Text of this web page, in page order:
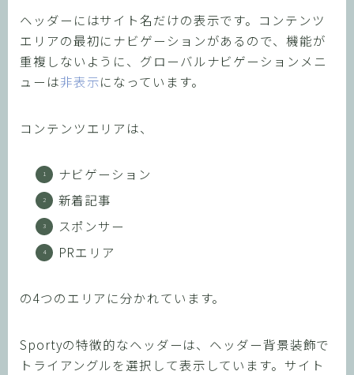
ヘッダーにはサイト名だけの表示です。コンテンツ
エリアの最初にナビゲーションがあるので、機能が
重複しないように、グローバルナビゲーションメニ
ューは非表示になっています。
コンテンツエリアは、
ナビゲーション
新着記事
スポンサー
PRエリア
の4つのエリアに分かれています。
Sportyの特徴的なヘッダーは、ヘッダー背景装飾で
トライアングルを選択して表示しています。サイト